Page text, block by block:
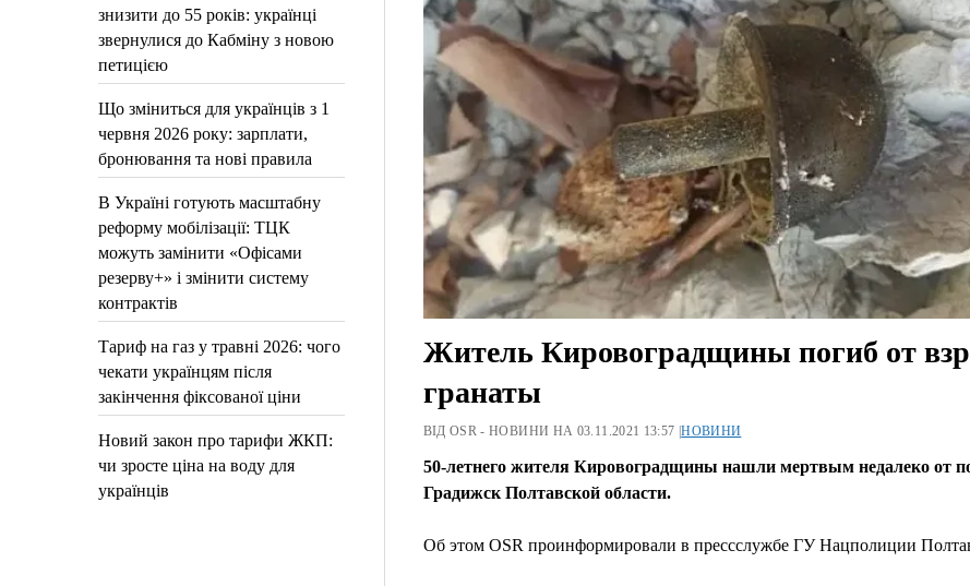
знизити до 55 років: українці
звернулися до Кабміну з новою
петицією
Що зміниться для українців з 1
червня 2026 року: зарплати,
бронювання та нові правила
В Україні готують масштабну
реформу мобілізації: ТЦК
можуть замінити «Офісами
резерву+» і змінити систему
контрактів
Тариф на газ у травні 2026: чого
чекати українцям після
закінчення фіксованої ціни
Новий закон про тарифи ЖКП:
чи зросте ціна на воду для
українців
Житель Кировоградщины погиб от
гранаты
ВІД OSR - НОВИНИ НА 03.11.2021 13:57 |НОВИНИ
50-летнего жителя Кировоградщины нашли мертвым недалеко от
Градижск Полтавской области.
Об этом OSR проинформировали в прессслужбе ГУ Нацполиции